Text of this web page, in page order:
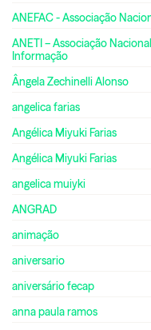
ANEFAC - Associação
ANETI – Associação
Informação
Ângela Zechinelli Alonso
angelica farias
Angélica Miyuki Farias
Angélica Miyuki Farias
angelica muiyki
ANGRAD
animação
aniversario
aniversário fecap
anna paula ramos